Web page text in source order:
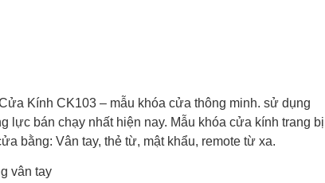
Kính CK103 – mẫu khóa cửa thông minh. sử dụng
lực bán chạy nhất hiện nay. Mẫu khóa cửa kính trang bị
bằng: Vân tay, thẻ từ, mật khẩu, remote từ xa.
vân tay